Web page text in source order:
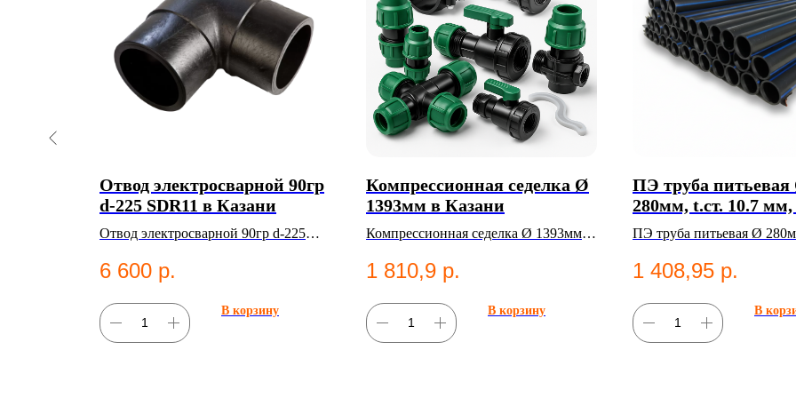
Отвод электросварной 90гр
d-225 SDR11 в Казани
Отвод электросварной 90гр d-225
водоснабжения.
6 600 р.
В корзину
Компрессионная седелка Ø
1393мм в Казани
Компрессионная седелка Ø 1393мм.
фитинги;Седельные отводы.
1 810,9 р.
В корзину
ПЭ труба питьевая
280мм, t.ст. 10.7 мм,
кг, SDR 26, ГОСТ
2001 в Казани
ПЭ труба питьевая Ø
2001. Полиэтиленовые
1 408,95 р.
В